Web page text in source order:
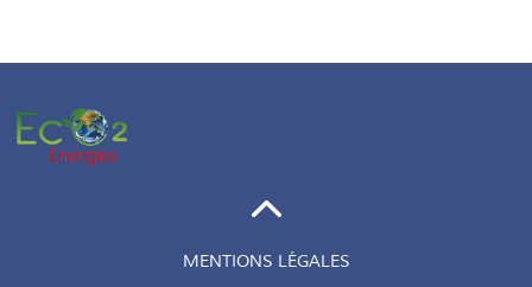
MENTIONS LÉGALES